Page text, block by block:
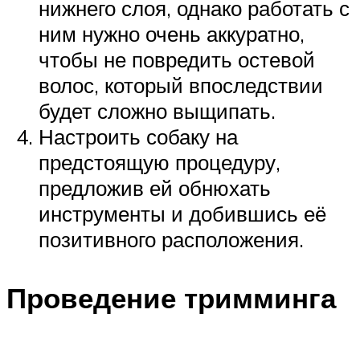
нижнего слоя, однако работать с
ним нужно очень аккуратно,
чтобы не повредить остевой
волос, который впоследствии
будет сложно выщипать.
Настроить собаку на
предстоящую процедуру,
предложив ей обнюхать
инструменты и добившись её
позитивного расположения.
Проведение тримминга